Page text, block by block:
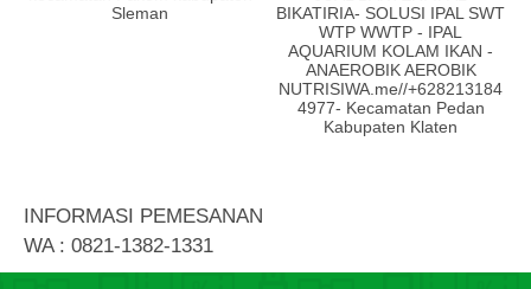
Sleman
BIKATIRIA- SOLUSI IPAL SWT
WTP WWTP - IPAL
AQUARIUM KOLAM IKAN -
ANAEROBIK AEROBIK
NUTRISIWA.me//+628213184
4977- Kecamatan Pedan
Kabupaten Klaten
INFORMASI PEMESANAN
WA : 0821-1382-1331